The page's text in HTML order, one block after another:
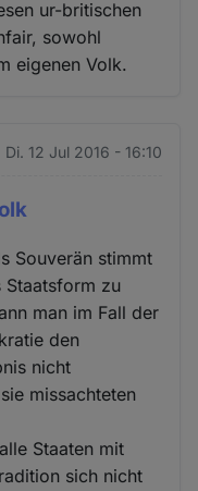
ur-britischen
sowohl
eigenen Volk.
Di. 12 Jul 2016 - 16:10
Souverän stimmt
Staatsform zu
man im Fall der
den
nicht
missachteten
Staaten mit
sich nicht